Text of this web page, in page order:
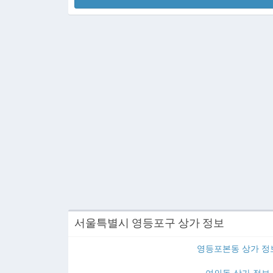
서울특별시 영등포구 상가 정보
영등포본동 상가 정